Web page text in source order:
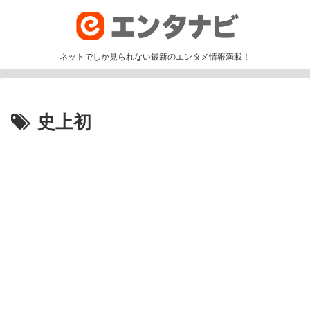
ネットでしか見られない最新のエンタメ情報満載！
史上初